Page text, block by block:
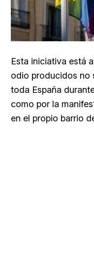
Esta iniciativa está
odio producidos no
toda España
como por la
en el propio barrio